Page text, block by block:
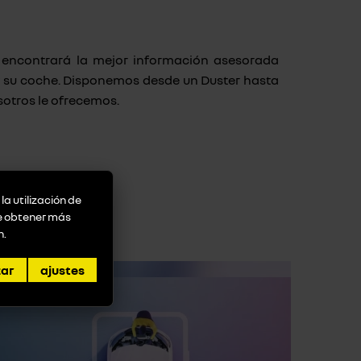
la mejor información asesorada
coche. Disponemos desde un Duster hasta
le ofrecemos.
utilización de
obtener más
ajustes